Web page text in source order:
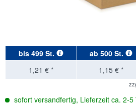
bis 499 St. ab 500 St.
1,21 € *
1,15 € *
sofort versandfertig, Lieferzeit ca. 2-5